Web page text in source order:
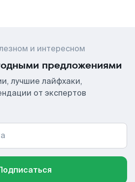
и интересном
предложениями
лучшие лайфхаки,
от экспертов